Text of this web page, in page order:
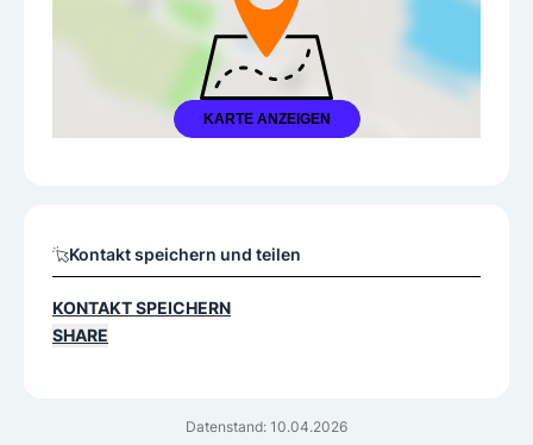
KARTE ANZEIGEN
Datenstand: 10.04.2026
Kontakt speichern und teilen
KONTAKT SPEICHERN
SHARE